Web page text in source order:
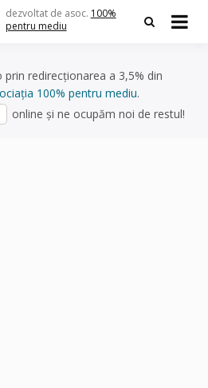
dezvoltat de asoc. 100%
pentru mediu
redirecționarea a 3,5% din
100% pentru mediu.
online și ne ocupăm noi de restul!